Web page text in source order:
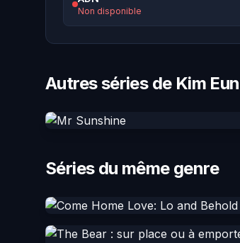
Non disponible
Autres séries de Kim
Séries du même genre